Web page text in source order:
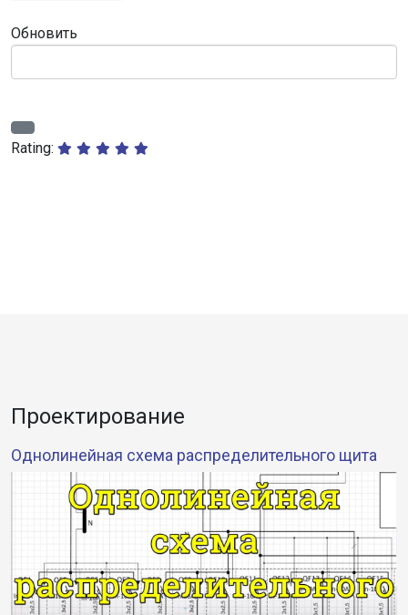
Обновить
Rating:
Проектирование
Однолинейная схема распределительного щита